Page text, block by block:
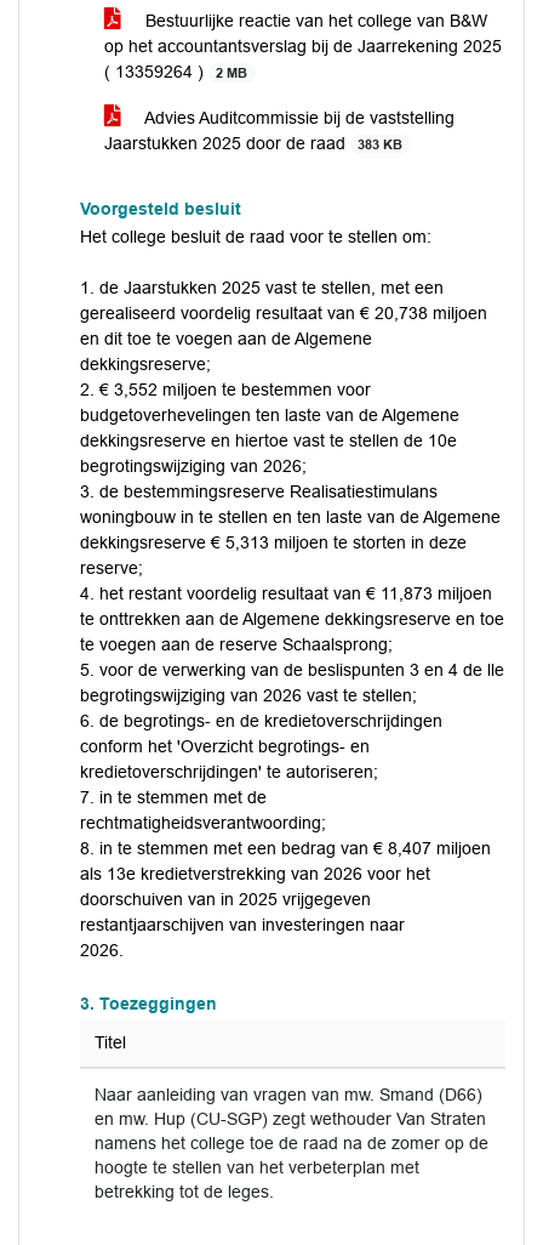
Bestuurlijke reactie van het college van B&W
op het accountantsverslag bij de Jaarrekening 2025
( 13359264 )
2 MB
Advies Auditcommissie bij de vaststelling
Jaarstukken 2025 door de raad
383 KB
Voorgesteld besluit
Het college besluit de raad voor te stellen om:
1. de Jaarstukken 2025 vast te stellen, met een
gerealiseerd voordelig resultaat van € 20,738 miljoen
en dit toe te voegen aan de Algemene
dekkingsreserve;
2. € 3,552 miljoen te bestemmen voor
budgetoverhevelingen ten laste van de Algemene
dekkingsreserve en hiertoe vast te stellen de 10e
begrotingswijziging van 2026;
3. de bestemmingsreserve Realisatiestimulans
woningbouw in te stellen en ten laste van de Algemene
dekkingsreserve € 5,313 miljoen te storten in deze
reserve;
4. het restant voordelig resultaat van € 11,873 miljoen
te onttrekken aan de Algemene dekkingsreserve en toe
te voegen aan de reserve Schaalsprong;
5. voor de verwerking van de beslispunten 3 en 4 de lle
begrotingswijziging van 2026 vast te stellen;
6. de begrotings- en de kredietoverschrijdingen
conform het 'Overzicht begrotings- en
kredietoverschrijdingen' te autoriseren;
7. in te stemmen met de
rechtmatigheidsverantwoording;
8. in te stemmen met een bedrag van € 8,407 miljoen
als 13e kredietverstrekking van 2026 voor het
doorschuiven van in 2025 vrijgegeven
restantjaarschijven van investeringen naar
2026.
3. Toezeggingen
Titel
Naar aanleiding van vragen van mw. Smand (D66)
en mw. Hup (CU-SGP) zegt wethouder Van Straten
namens het college toe de raad na de zomer op de
hoogte te stellen van het verbeterplan met
betrekking tot de leges.